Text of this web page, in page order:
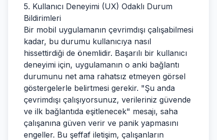
5. Kullanıcı Deneyimi (UX) Odaklı Durum
Bildirimleri
Bir mobil uygulamanın çevrimdışı çalışabilmesi
kadar, bu durumu kullanıcıya nasıl
hissettirdiği de önemlidir. Başarılı bir kullanıcı
deneyimi için, uygulamanın o anki bağlantı
durumunu net ama rahatsız etmeyen görsel
göstergelerle belirtmesi gerekir. "Şu anda
çevrimdışı çalışıyorsunuz, verileriniz güvende
ve ilk bağlantıda eşitlenecek" mesajı, saha
çalışanına güven verir ve panik yapmasını
engeller. Bu şeffaf iletişim, çalışanların